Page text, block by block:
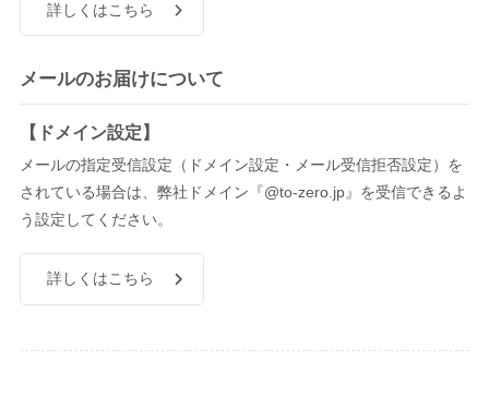
詳しくはこちら
メールのお届けについて
【ドメイン設定】
メールの指定受信設定（ドメイン設定・メール受信拒否設定）を
されている場合は、弊社ドメイン『@to-zero.jp』を受信できるよ
う設定してください。
詳しくはこちら